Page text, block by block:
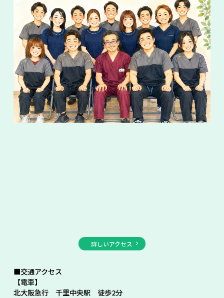
詳しいアクセス
■交通アクセス
【電車】
北大阪急行 千里中央駅 徒歩2分